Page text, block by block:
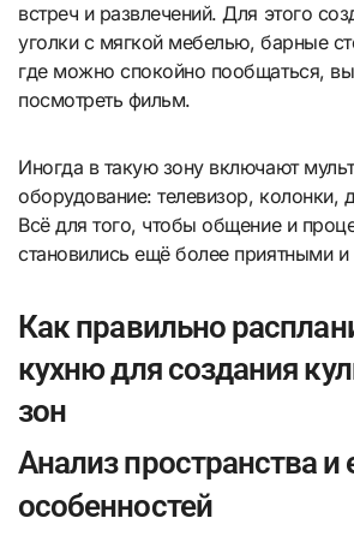
встреч и развлечений. Для этого
уголки с мягкой мебелью, барные
где можно спокойно пообщаться,
посмотреть фильм.
Иногда в такую зону включают
оборудование: телевизор, колонки,
Всё для того, чтобы общение и
становились ещё более приятными
Как правильно
кухню для создания
зон
Анализ пространства и
особенностей